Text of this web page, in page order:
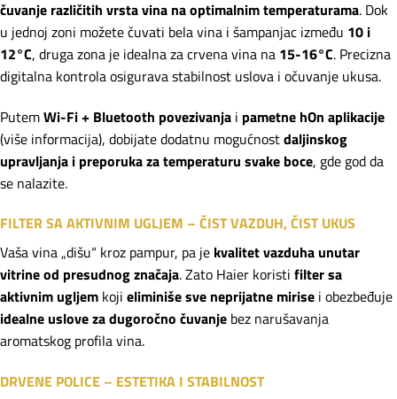
čuvanje različitih vrsta vina na optimalnim temperaturama. Dok
u jednoj zoni možete čuvati bela vina i šampanjac između 10 i
12°C, druga zona je idealna za crvena vina na 15-16°C. Precizna
digitalna kontrola osigurava stabilnost uslova i očuvanje ukusa.
PutemWi-Fi + Bluetooth povezivanja i pametne hOn aplikacije
(više informacija), dobijate dodatnu mogućnostdaljinskog
upravljanja i preporuka za temperaturu svake boce, gde god da
se nalazite.
FILTER SA AKTIVNIM UGLJEM – ČIST VAZDUH, ČIST UKUS
Vaša vina „dišu“ kroz pampur, pa je kvalitet vazduha unutar
vitrine od presudnog značaja. Zato Haier koristi filter sa
aktivnim ugljem koji eliminiše sve neprijatne mirise i obezbeđuje
idealne uslove za dugoročno čuvanje bez narušavanja
aromatskog profila vina.
DRVENE POLICE – ESTETIKA I STABILNOST